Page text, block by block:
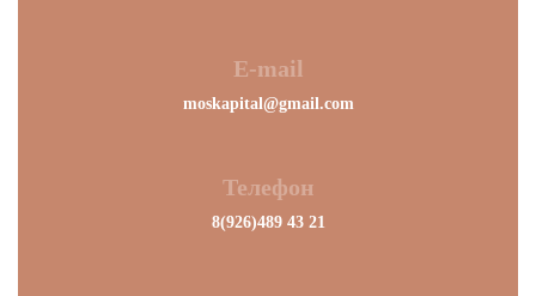
E-mail
moskapital@gmail.com
Телефон
8(926)489 43 21